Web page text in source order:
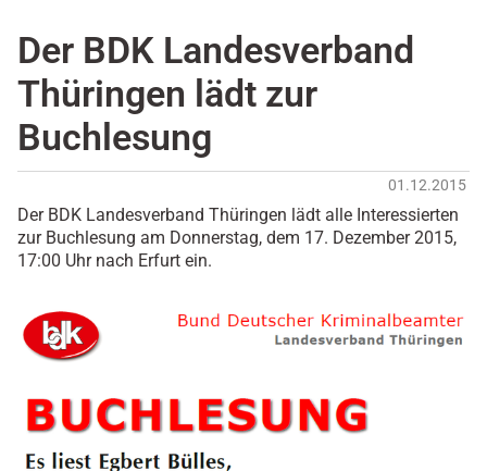
Der BDK Landesverband
Thüringen lädt zur
Buchlesung
01.12.2015
Der BDK Landesverband Thüringen lädt alle Interessierten
zur Buchlesung am Donnerstag, dem 17. Dezember 2015,
17:00 Uhr nach Erfurt ein.